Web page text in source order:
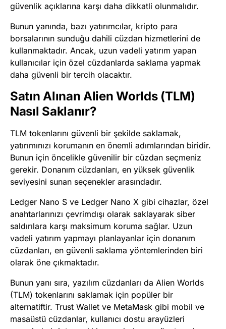
güvenlik açıklarına karşı daha dikkatli olunmalıdır.
Bunun yanında, bazı yatırımcılar, kripto para
borsalarının sunduğu dahili cüzdan hizmetlerini de
kullanmaktadır. Ancak, uzun vadeli yatırım yapan
kullanıcılar için özel cüzdanlarda saklama yapmak
daha güvenli bir tercih olacaktır.
Satın Alınan Alien Worlds (TLM)
Nasıl Saklanır?
TLM tokenlarını güvenli bir şekilde saklamak,
yatırımınızı korumanın en önemli adımlarından biridir.
Bunun için öncelikle güvenilir bir cüzdan seçmeniz
gerekir. Donanım cüzdanları, en yüksek güvenlik
seviyesini sunan seçenekler arasındadır.
Ledger Nano S ve Ledger Nano X gibi cihazlar, özel
anahtarlarınızı çevrimdışı olarak saklayarak siber
saldırılara karşı maksimum koruma sağlar. Uzun
vadeli yatırım yapmayı planlayanlar için donanım
cüzdanları, en güvenli saklama yöntemlerinden biri
olarak öne çıkmaktadır.
Bunun yanı sıra, yazılım cüzdanları da Alien Worlds
(TLM) tokenlarını saklamak için popüler bir
alternatiftir. Trust Wallet ve MetaMask gibi mobil ve
masaüstü cüzdanlar, kullanıcı dostu arayüzleri